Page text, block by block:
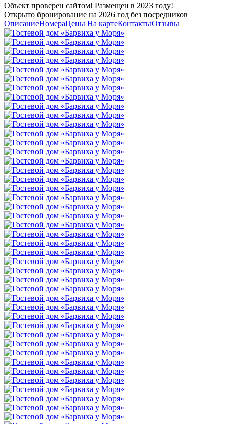
Объект проверен сайтом! Размещен в 2023 году!
Открыто бронирование на 2026 год без посредников
ОписаниеНомераЦены На картеКонтактыОтзывы